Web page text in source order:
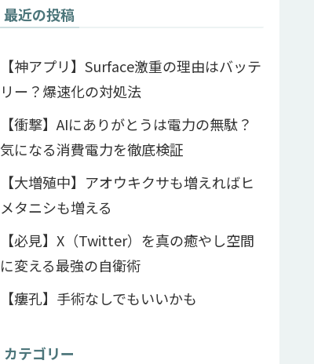
最近の投稿
【神アプリ】Surface激重の理由はバッテ
リー？爆速化の対処法
【衝撃】AIにありがとうは電力の無駄？
気になる消費電力を徹底検証
【大増殖中】アオウキクサも増えればヒ
メタニシも増える
【必見】X（Twitter）を真の癒やし空間
に変える最強の自衛術
【瘻孔】手術なしでもいいかも
カテゴリー